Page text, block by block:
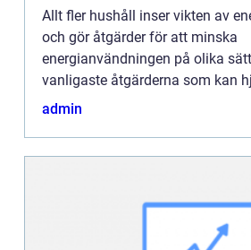
Allt fler hushåll inser vikten av
och gör åtgärder för att minska
energianvändningen på olika
vanligaste åtgärderna som kan
att sänka energikostnaderna
admin